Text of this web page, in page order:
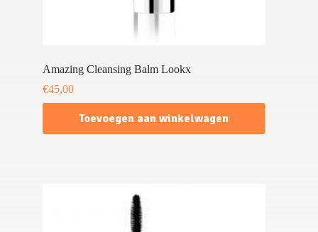
Amazing Cleansing Balm Lookx
€45,00
Toevoegen aan winkelwagen